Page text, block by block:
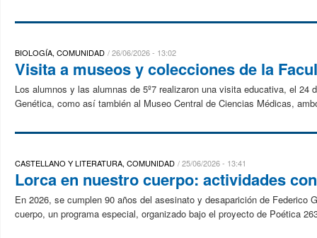
BIOLOGÍA, COMUNIDAD 26/06/2026 - 13:02
Visita a museos y colecciones de la
Los alumnos y las alumnas de 5º7 realizaron una visita educativa, el
Genética, como así también al Museo Central de Ciencias Médicas,
CASTELLANO Y LITERATURA, COMUNIDAD 25/06/2026 - 13:41
Lorca en nuestro cuerpo: actividades
En 2026, se cumplen 90 años del asesinato y desaparición de
cuerpo, un programa especial, organizado bajo el proyecto de Poética